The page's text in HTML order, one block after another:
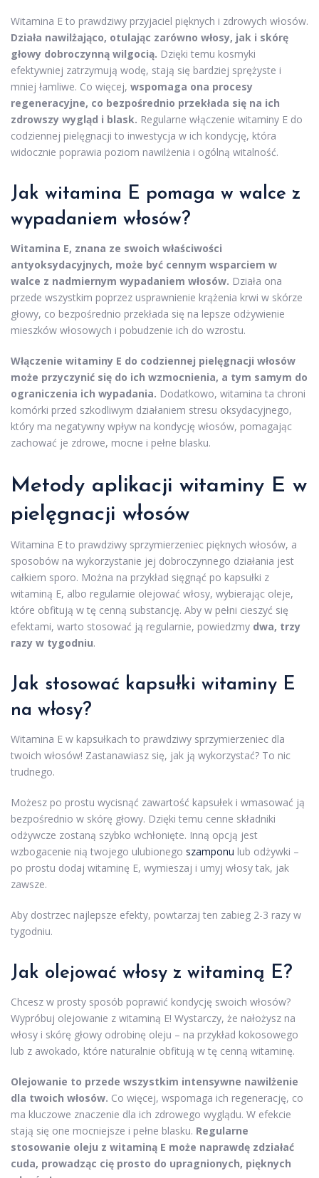
Witamina E to prawdziwy przyjaciel pięknych i zdrowych włosów.
Działa nawilżająco, otulając zarówno włosy, jak i skórę
głowy dobroczynną wilgocią. Dzięki temu kosmyki
efektywniej zatrzymują wodę, stają się bardziej sprężyste i
mniej łamliwe. Co więcej, wspomaga ona procesy
regeneracyjne, co bezpośrednio przekłada się na ich
zdrowszy wygląd i blask. Regularne włączenie witaminy E do
codziennej pielęgnacji to inwestycja w ich kondycję, która
widocznie poprawia poziom nawilżenia i ogólną witalność.
Jak witamina E pomaga w walce z
wypadaniem włosów?
Witamina E, znana ze swoich właściwości
antyoksydacyjnych, może być cennym wsparciem w
walce z nadmiernym wypadaniem włosów. Działa ona
przede wszystkim poprzez usprawnienie krążenia krwi w skórze
głowy, co bezpośrednio przekłada się na lepsze odżywienie
mieszków włosowych i pobudzenie ich do wzrostu.
Włączenie witaminy E do codziennej pielęgnacji włosów
może przyczynić się do ich wzmocnienia, a tym samym do
ograniczenia ich wypadania. Dodatkowo, witamina ta chroni
komórki przed szkodliwym działaniem stresu oksydacyjnego,
który ma negatywny wpływ na kondycję włosów, pomagając
zachować je zdrowe, mocne i pełne blasku.
Metody aplikacji witaminy E w
pielęgnacji włosów
Witamina E to prawdziwy sprzymierzeniec pięknych włosów, a
sposobów na wykorzystanie jej dobroczynnego działania jest
całkiem sporo. Można na przykład sięgnąć po kapsułki z
witaminą E, albo regularnie olejować włosy, wybierając oleje,
które obfitują w tę cenną substancję. Aby w pełni cieszyć się
efektami, warto stosować ją regularnie, powiedzmy dwa, trzy
razy w tygodniu.
Jak stosować kapsułki witaminy E
na włosy?
Witamina E w kapsułkach to prawdziwy sprzymierzeniec dla
twoich włosów! Zastanawiasz się, jak ją wykorzystać? To nic
trudnego.
Możesz po prostu wycisnąć zawartość kapsułek i wmasować ją
bezpośrednio w skórę głowy. Dzięki temu cenne składniki
odżywcze zostaną szybko wchłonięte. Inną opcją jest
wzbogacenie nią twojego ulubionego szamponu lub odżywki –
po prostu dodaj witaminę E, wymieszaj i umyj włosy tak, jak
zawsze.
Aby dostrzec najlepsze efekty, powtarzaj ten zabieg 2-3 razy w
tygodniu.
Jak olejować włosy z witaminą E?
Chcesz w prosty sposób poprawić kondycję swoich włosów?
Wypróbuj olejowanie z witaminą E! Wystarczy, że nałożysz na
włosy i skórę głowy odrobinę oleju – na przykład kokosowego
lub z awokado, które naturalnie obfitują w tę cenną witaminę.
Olejowanie to przede wszystkim intensywne nawilżenie
dla twoich włosów. Co więcej, wspomaga ich regenerację, co
ma kluczowe znaczenie dla ich zdrowego wyglądu. W efekcie
stają się one mocniejsze i pełne blasku. Regularne
stosowanie oleju z witaminą E może naprawdę zdziałać
cuda, prowadząc cię prosto do upragnionych, pięknych